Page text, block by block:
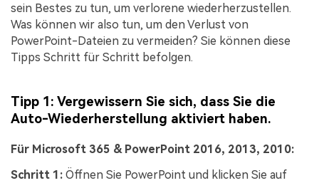
sein Bestes zu tun, um verlorene wiederherzustellen.
Was können wir also tun, um den Verlust von
PowerPoint-Dateien zu vermeiden? Sie können diese
Tipps Schritt für Schritt befolgen.
Tipp 1: Vergewissern Sie sich, dass Sie die
Auto-Wiederherstellung aktiviert haben.
Für Microsoft 365 & PowerPoint 2016, 2013, 2010:
Schritt 1: Öffnen Sie PowerPoint und klicken Sie auf